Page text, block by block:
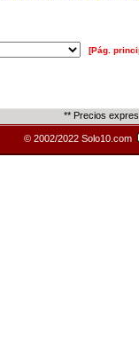
[Pág.
** Precios
© 2002/2022 Solo10.com